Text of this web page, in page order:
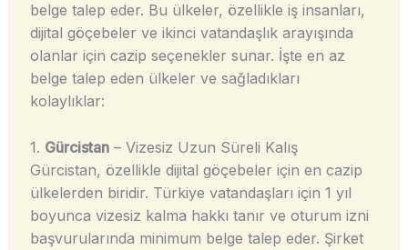
belge talep eder. Bu ülkeler, özellikle iş insanları,
dijital göçebeler ve ikinci vatandaşlık arayışında
olanlar için cazip seçenekler sunar. İşte en az
belge talep eden ülkeler ve sağladıkları
kolaylıklar:
1. Gürcistan– Vizesiz Uzun Süreli Kalış
Gürcistan, özellikle dijital göçebeler için en cazip
ülkelerden biridir. Türkiye vatandaşları için 1 yıl
boyunca vizesiz kalma hakkı tanır ve oturum izni
başvurularında minimum belge talep eder. Şirket